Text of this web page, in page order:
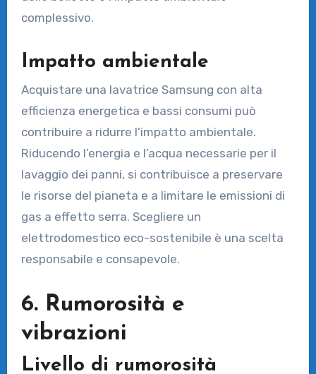
complessivo.
Impatto ambientale
Acquistare una lavatrice Samsung con alta
efficienza energetica e bassi consumi può
contribuire a ridurre l’impatto ambientale.
Riducendo l’energia e l’acqua necessarie per il
lavaggio dei panni, si contribuisce a preservare
le risorse del pianeta e a limitare le emissioni di
gas a effetto serra. Scegliere un
elettrodomestico eco-sostenibile è una scelta
responsabile e consapevole.
6. Rumorosità e
vibrazioni
Livello di rumorosità